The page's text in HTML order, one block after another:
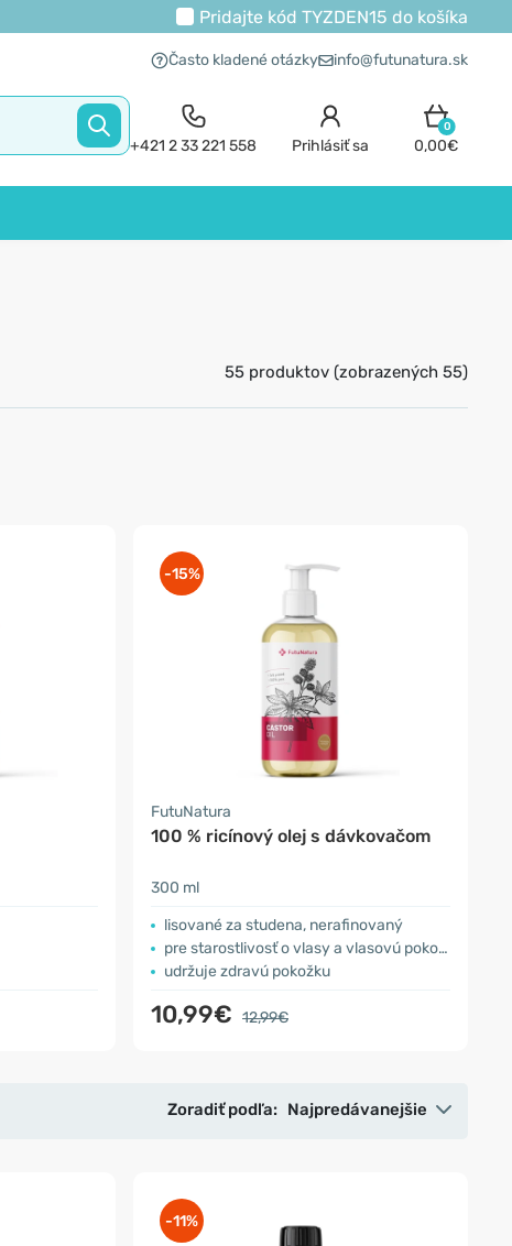
Pridajte kód TYZDEN15 do košíka
Často kladené otázky info@futunatura.sk
+421 2 33 221 558 Prihlásiť sa
0
0,00€
55 produktov (zobrazených 55)
-15%
FutuNatura
100 % ricínový olej s dávkovačom
300 ml
lisované za studena, nerafinovaný
pre starostlivosť o vlasy a vlasovú pokožku
udržuje zdravú pokožku
10,99€ 12,99€
Zoradiť podľa: Najpredávanejšie
-11%